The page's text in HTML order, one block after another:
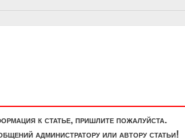
к статье, пришлите пожалуйста.
администратору или автору статьи!